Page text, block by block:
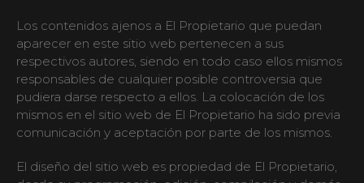
Los contenidos ajenos a El Propietario que puedan
aparecer en este sitio web pertenecen a sus
respectivos autores, siendo en todo caso ellos mismos
responsables de cualquier posible controversia que
pudiera darse respecto a ellos. La colocación de los
mismos en el sitio web de El Propietario ha sido previa
comunicación y aceptación por parte de los mismos.
El diseño del sitio web es propiedad de El Propietario,